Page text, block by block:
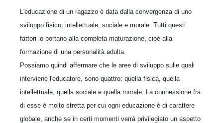
L'educazione di un ragazzo è data dalla convergenza di uno
sviluppo fisico, intellettuale, sociale e morale. Tutti questi
fattori lo portano alla completa maturazione, cioè alla
formazione di una personalità adulta.
Possiamo quindi affermare che le aree di sviluppo sulle quali
interviene l'educatore, sono quattro: quella fisica, quella
intellettuale, quella sociale e quella morale. La connessione fra
di esse è molto stretta per cui ogni educazione è di carattere
globale, anche se in certi momenti verrà privilegiato un aspetto